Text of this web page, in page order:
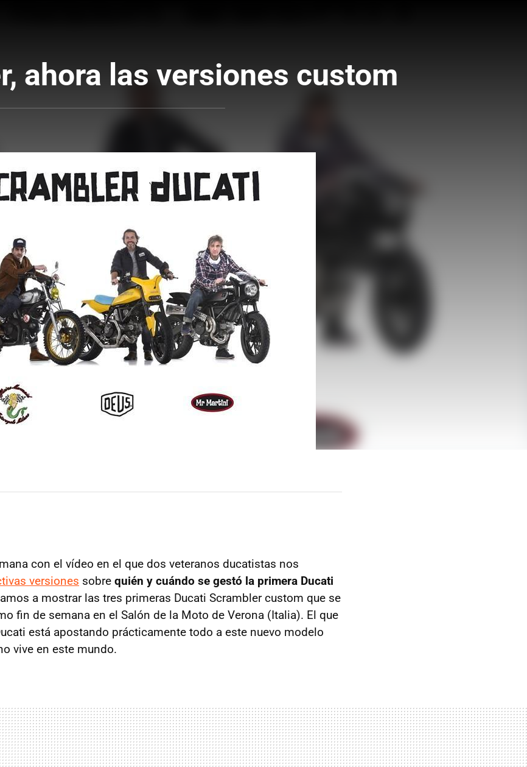
ahora las versiones custom
con el vídeo en el que dos veteranos ducatistas nos
versiones sobre quién y cuándo se gestó la primera Ducati
a mostrar las tres primeras Ducati Scrambler custom que se
fin de semana en el Salón de la Moto de Verona (Italia). El que
está apostando prácticamente todo a este nuevo modelo
vive en este mundo.